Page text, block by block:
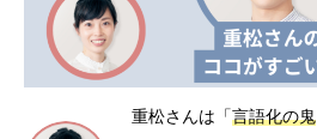
重松さんは「言語化の鬼